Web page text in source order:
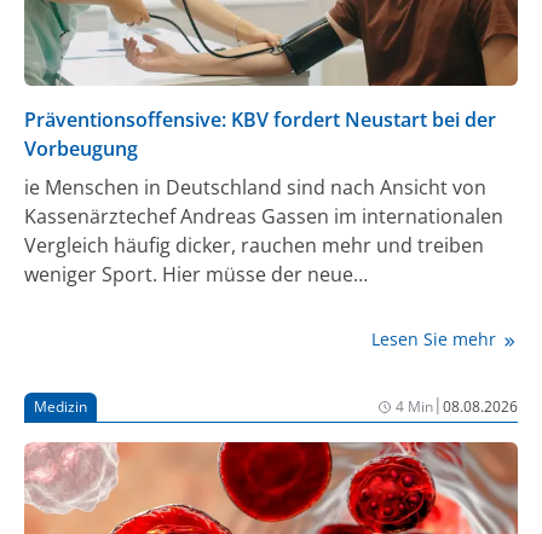
Präventionsoffensive: KBV fordert Neustart bei der
Vorbeugung
ie Menschen in Deutschland sind nach Ansicht von
Kassenärztechef Andreas Gassen im internationalen
Vergleich häufig dicker, rauchen mehr und treiben
weniger Sport. Hier müsse der neue
(CDU) ansetzen, sagte der Vorstandsvorsitzende der
Osnabrücker Zeitung“ und verlangte einen Neustart
bei der Prävention.
Lesen Sie mehr
Medizin 4 Min|08.08.2026